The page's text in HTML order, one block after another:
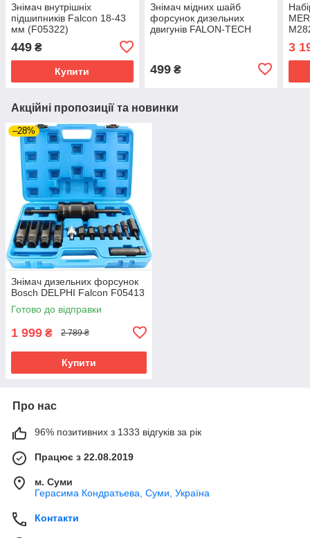
Знімач внутрішніх
підшипників Falcon 18-43
мм (F05322)
449 ₴
Купити
Знімач мідних шайб
форсунок дизельних
двигунів FALON-TECH
499₴
3
Акційні пропозиції та новинки
–28%
Знімач дизельних форсунок
Bosch DELPHI Falcon F05413
Готово до відправки
1 999 ₴ 2 789 ₴
Купити
Про нас
96% позитивних з 1333 відгуків за рік
Працює з 22.08.2019
м. Суми
Герасима Кондратьева, Суми, Україна
Контакти